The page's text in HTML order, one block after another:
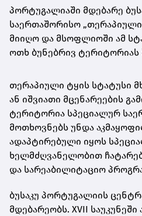
პორტუგალიაში მდებარე
საერთაშორისო
მიიღო და მსოფლიოში ამ
ოთხ ბუნებრივ ტერიტორიას
თერაპიული ტყის სტატუსი
ან იშვიათი მცენარეების
ტერიტორია სპეციალურ
მოთხოვნებს უნდა
ადაპტირებული იყოს
ხელმძღვანელობით
და სარეაბილიტაციო
ბუსაკუ პორტუგალიის
მდებარეობს. XVII